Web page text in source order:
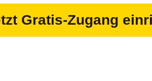
Gratis-Zugang